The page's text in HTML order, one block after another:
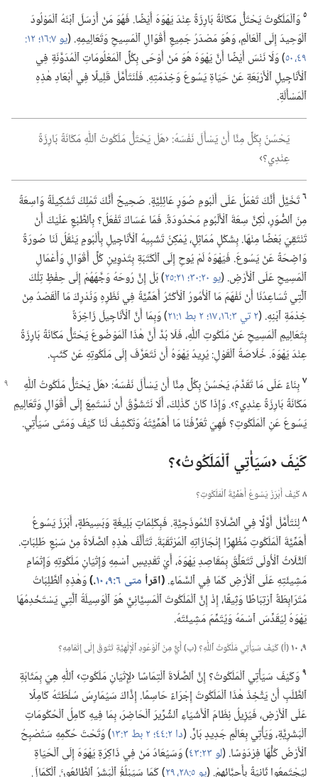
٥وَٱلْمَلَكُوتُ يَحْتَلُّ مَكَانَةً بَارِزَةً عِنْدَ يَهْوَهَ أَيْضًا.‏ فَهُوَ مَنْ أَرْسَلَ ٱبْنَهُ ٱلْمَوْلُودَ
ٱلْوَحِيدَ إِلَى ٱلْعَالَمِ،‏ وَهُوَ مَصْدَرُ جَمِيعِ أَقْوَالِ ٱلْمَسِيحِ وَتَعَالِيمِهِ.‏ (‏يو ٧:‏١٦؛‏
٤٩،‏ ٥٠
‏)‏ وَلَا نَنْسَ أَيْضًا أَنَّ يَهْوَهَ هُوَ مَنْ أَوْحَى بِكُلِّ ٱلْمَعْلُومَاتِ ٱلْمُدَوَّنَةِ فِي
ٱلْأَنَاجِيلِ ٱلْأَرْبَعَةِ عَنْ حَيَاةِ يَسُوعَ وَخِدْمَتِهِ.‏ فَلْنَتَأَمَّلْ قَلِيلًا فِي أَبْعَادِ هٰذِهِ
ٱلْمَسْأَلَةِ.‏
يَحْسُنُ بِكُلٍّ مِنَّا أَنْ يَسْأَلَ نَفْسَهُ:‏ ‹هَلْ يَحْتَلُّ مَلَكُوتُ ٱللّٰهِ مَكَانَةً بَارِزَةً
عِنْدِي؟‏›‏
٦تَخَيَّلْ أَنَّكَ تَعْمَلُ عَلَى أَلْبُومِ صُوَرٍ عَائِلِيَّةٍ.‏ صَحِيحٌ أَنَّكَ تَمْلِكُ تَشْكِيلَةً وَاسِعَةً
مِنَ ٱلصُّوَرِ،‏ لٰكِنَّ سِعَةَ ٱلْأَلْبُومِ مَحْدُودَةٌ.‏ فَمَا عَسَاكَ تَفْعَلُ؟‏ بِٱلطَّبْعِ عَلَيْكَ أَنْ
تَنْتَقِيَ بَعْضًا مِنْهَا.‏ بِشَكْلٍ مُمَاثِلٍ،‏ يُمْكِنُ تَشْبِيهُ ٱلْأَنَاجِيلِ بِأَلْبُومٍ يَنْقُلُ لَنَا صُورَةً
وَاضِحَةً عَنْ يَسُوعَ.‏ فَيَهْوَهُ لَمْ يُوحِ إِلَى ٱلْكَتَبَةِ بِتَدْوِينِ كُلِّ أَقْوَالِ وَأَعْمَالِ
ٱلْمَسِيحِ عَلَى ٱلْأَرْضِ.‏ (‏يو ٢٠:‏٣٠؛‏
‏)‏ بَلْ إِنَّ رُوحَهُ وَجَّهَهُمْ إِلَى حِفْظِ تِلْكَ
ٱلَّتِي تُسَاعِدُنَا أَنْ نَفْهَمَ مَا ٱلْأُمُورُ ٱلْأَكْثَرُ أَهَمِّيَّةً فِي نَظَرِهِ وَنُدْرِكَ مَا ٱلْقَصْدُ مِنْ
خِدْمَةِ ٱبْنِهِ.‏ (‏٢ تي ٣:‏​١٦،‏ ١٧؛‏
‏)‏ وَبِمَا أَنَّ ٱلْأَنَاجِيلَ زَاخِرَةٌ
بِتَعَالِيمِ ٱلْمَسِيحِ عَنْ مَلَكُوتِ ٱللّٰهِ،‏ فَلَا بُدَّ أَنَّ هٰذَا ٱلْمَوْضُوعَ يَحْتَلُّ مَكَانَةً بَارِزَةً
عِنْدَ يَهْوَهَ.‏ خُلَاصَةُ ٱلْقَوْلِ:‏ يُرِيدُ يَهْوَهُ أَنْ نَتَعَرَّفَ إِلَى مَلَكُوتِهِ عَنْ كَثَبٍ.‏
٧بِنَاءً عَلَى مَا تَقَدَّمَ،‏ يَحْسُنُ بِكُلٍّ مِنَّا أَنْ يَسْأَلَ نَفْسَهُ:‏ ‹هَلْ يَحْتَلُّمَلَكُوتُ ٱللّٰهِ
مَكَانَةً بَارِزَةً عِنْدِي؟‏›.‏ وَإِذَا كَانَ كَذٰلِكَ،‏ أَلَا نَتَشَوَّقُ أَنْ نَسْتَمِعَ إِلَى أَقْوَالِ وَتَعَالِيمِ
يَسُوعَ عَنِ ٱلْمَلَكُوتِ؟‏ فَهِيَ تُعَرِّفُنَا مَا أَهَمِّيَّتُهُ وَتَكْشِفُ لَنَا كَيْفَ وَمَتَى سَيَأْتِي.‏
كَيْفَ ‹سَيَأْتِي ٱلْمَلَكُوتُ›؟‏
٨كَيْفَ أَبْرَزَ يَسُوعُ أَهَمِّيَّةَ ٱلْمَلَكُوتِ؟‏
٨لِنَتَأَمَّلْ أَوَّلًا فِي ٱلصَّلَاةِ ٱلنَّمُوذَجِيَّةِ.‏ فَبِكَلِمَاتٍ بَلِيغَةٍ وَبَسِيطَةٍ،‏ أَبْرَزَ يَسُوعُ
أَهَمِّيَّةَ ٱلْمَلَكُوتِ مُظْهِرًا إِنْجَازَاتِهِ ٱلْمُرْتَقَبَةَ.‏ تَتَأَلَّفُ هٰذِهِ ٱلصَّلَاةُ مِنْ سَبْعِ طَلِبَاتٍ.‏
اَلثَّلَاثُ ٱلْأُولَى تَتَعَلَّقُ بِمَقَاصِدِ يَهْوَهَ،‏ أَيْ تَقْدِيسِ ٱسْمِهِ وَإِتْيَانِ مَلَكُوتِهِ وَإِتْمَامِ
مَشِيئَتِهِ عَلَى ٱلْأَرْضِ كَمَا فِي ٱلسَّمَاءِ.‏‏(‏اقرأ متى ٦:‏​٩،‏ ١٠ ‏.‏)‏وَهٰذِهِ ٱلطَّلِبَاتُ
مُتَرَابِطَةٌ ٱرْتِبَاطًا وَثِيقًا،‏ إِذْ إِنَّ ٱلْمَلَكُوتَ ٱلْمَسِيَّانِيَّ هُوَ ٱلْوَسِيلَةُ ٱلَّتِي يَسْتَخْدِمُهَا
يَهْوَهُ لِيُقَدِّسَ ٱسْمَهُ وَيُتَمِّمَ مَشِيئَتَهُ.‏
٩،‏ ١٠
(‏أ)‏ كَيْفَ سَيَأْتِي مَلَكُوتُ ٱللّٰهِ؟‏ (‏ب)‏ أَيٌّ مِنَ ٱلْوُعُودِ ٱلْإِلٰهِيَّةِ تَتُوقُ إِلَى إِتْمَامِهِ؟‏
٩وَكَيْفَ سَيَأْتِي ٱلْمَلَكُوتُ؟‏ إِنَّ ٱلصَّلَاةَ ٱلْتِمَاسًا ‹لِإِتْيَانِ مَلَكُوتِ› ٱللّٰهِ هِيَ بِمَثَابَةِ
ٱلطَّلَبِ أَنْ يَتَّخِذَ هٰذَا ٱلْمَلَكُوتُ إِجْرَاءً حَاسِمًا.‏ إِذَّاكَ سَيُمَارِسُ سُلْطَتَهُ كَامِلًا
عَلَى ٱلْأَرْضِ،‏ فَيُزِيلُ نِظَامَ ٱلْأَشْيَاءِ ٱلشِّرِّيرَ ٱلْحَاضِرَ،‏ بِمَا فِيهِ كَامِلُ ٱلْحُكُومَاتِ
ٱلْبَشَرِيَّةِ،‏ وَيَأْتِي بِعَالَمٍ جَدِيدٍ بَارٍّ.‏ (‏دا ٢:‏٤٤؛‏
‏)‏ وَتَحْتَ حُكْمِهِ سَتُصْبِحُ
ٱلْأَرْضُ كُلُّهَا فِرْدَوْسًا.‏ (‏لو ٢٣:‏٤٣
‏)‏ وَسَيُعَادُ مَنْ فِي ذَاكِرَةِ يَهْوَهَ إِلَى ٱلْحَيَاةِ